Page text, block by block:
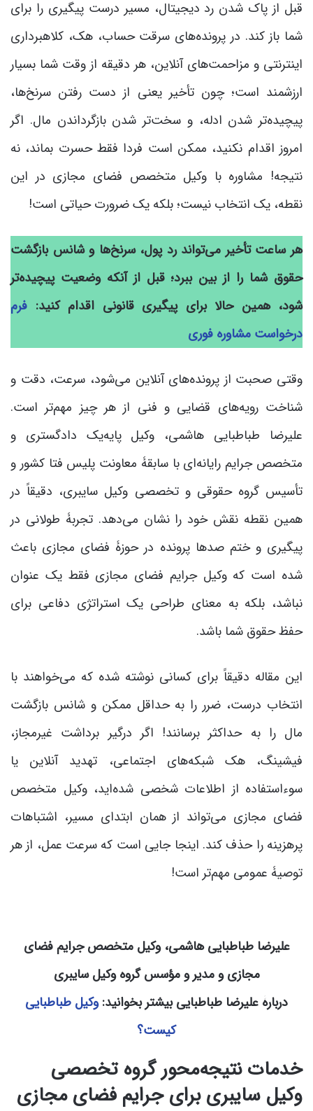
قبل از پاک شدن رد دیجیتال، مسیر درست پیگیری را برای
شما باز کند. در پرونده‌های سرقت حساب، هک، کلاهبرداری
اینترنتی و مزاحمت‌های آنلاین، هر دقیقه از وقت شما بسیار
ارزشمند است؛ چون تأخیر یعنی از دست رفتن سرنخ‌ها،
پیچیده‌تر شدن ادله، و سخت‌تر شدن بازگرداندن مال. اگر
امروز اقدام نکنید، ممکن است فردا فقط حسرت بماند، نه
نتیجه! مشاوره با وکیل متخصص فضای مجازی در این
نقطه، یک انتخاب نیست؛ بلکه یک ضرورت حیاتی است!
هر ساعت تأخیر می‌تواند رد پول، سرنخ‌ها و شانس بازگشت
حقوق شما را از بین ببرد؛ قبل از آنکه وضعیت پیچیده‌تر
شود، همین حالا برای پیگیری قانونی اقدام کنید: فرم
درخواست مشاوره فوری
وقتی صحبت از پرونده‌های آنلاین می‌شود، سرعت، دقت و
شناخت رویه‌های قضایی و فنی از هر چیز مهم‌تر است.
علیرضا طباطبایی هاشمی، وکیل پایه‌یک دادگستری و
متخصص جرایم رایانه‌ای با سابقۀ معاونت پلیس فتا کشور و
تأسیس گروه حقوقی و تخصصی وکیل سایبری، دقیقاً در
همین نقطه نقش خود را نشان می‌دهد. تجربۀ طولانی در
پیگیری و ختم صدها پرونده در حوزۀ فضای مجازی باعث
شده است که وکیل جرایم فضای مجازی فقط یک عنوان
نباشد، بلکه به معنای طراحی یک استراتژی دفاعی برای
حفظ حقوق شما باشد.
این مقاله دقیقاً برای کسانی نوشته شده که می‌خواهند با
انتخاب درست، ضرر را به حداقل ممکن و شانس بازگشت
مال را به حداکثر برسانند! اگر درگیر برداشت غیرمجاز،
فیشینگ، هک شبکه‌های اجتماعی، تهدید آنلاین یا
سوءاستفاده از اطلاعات شخصی شده‌اید، وکیل متخصص
فضای مجازی می‌تواند از همان ابتدای مسیر، اشتباهات
پرهزینه را حذف کند. اینجا جایی است که سرعت عمل، از هر
توصیۀ عمومی مهم‌تر است!
علیرضا طباطبایی هاشمی، وکیل متخصص جرایم فضای
مجازی و مدیر و مؤسس گروه وکیل سایبری
دربارۀ علیرضا طباطبایی بیشتر بخوانید:وکیل طباطبایی
کیست؟
خدمات نتیجه‌محور گروه تخصصی
وکیل سایبری برای جرایم فضای مجازی